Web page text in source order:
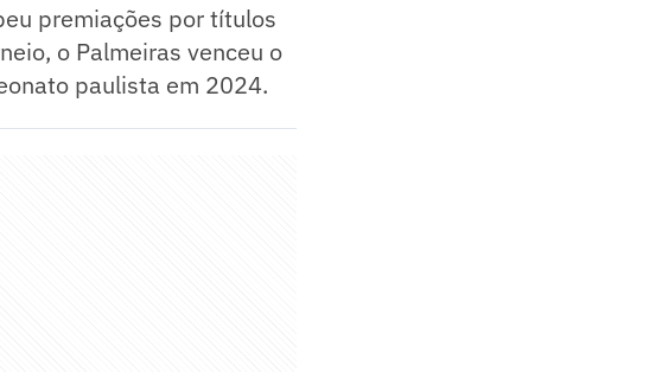
premiações por títulos
o Palmeiras venceu o
paulista em 2024.